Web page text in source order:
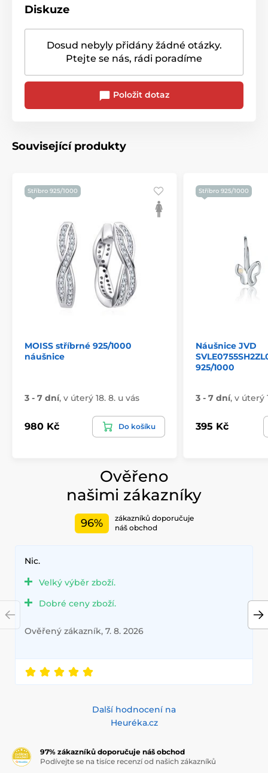
Diskuze
Dosud nebyly přidány žádné otázky.
Ptejte se nás, rádi poradíme
Položit dotaz
Související produkty
Stříbro 925/1000
MOISS stříbrné 925/1000
náušnice
3 - 7 dní, v úterý 18. 8. u vás
980 Kč Do košíku
Stříbro 925/1000
Náušnice JVD
925/1000
3 - 7 dní, v úterý
395 Kč
Ověřeno
našimi zákazníky
96%
zákazníků doporučuje
náš obchod
Nic.
Velký výběr zboží.
Dobré ceny zboží.
Ověřený zákazník, 7. 8. 2026
Další hodnocení na
Heuréka.cz
97% zákazníků doporučuje náš obchod
Podívejte se na tisíce recenzí od našich zákazníků